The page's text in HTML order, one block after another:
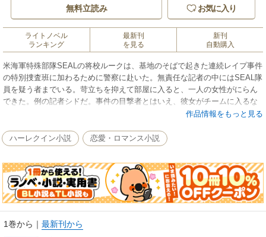
無料立読み お気に入り
ライトノベル
ランキング
最新刊
を見る
新刊
自動購入
米海軍特殊部隊SEALの将校ルークは、基地のそばで起きた連続レイプ事件
の特別捜査班に加わるために警察に赴いた。無責任な記者の中にはSEAL隊
員を疑う者までいる。苛立ちを抑えて部屋に入ると、一人の女性がにらん
できた。例の記者シドだ。事件の目撃者とはいえ、彼女がチームに入るな
んて冗談じゃない。ルークはシドを捜査から遠ざけるために誘惑すること
が体を駆け抜けた。気楽な恋を楽しむ彼にとって、堅物のシドは好みでは
ないはずだったが……。
作品情報をもっと見る
ハーレクイン小説 恋愛・ロマンス小説
1巻から ｜ 最新刊から